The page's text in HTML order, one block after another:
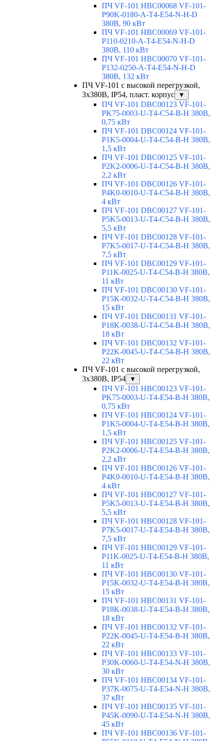
ПЧ VF-101 HBC00068 VF-101-
P90K-0180-A-T4-E54-N-H-D
380В, 90 кВт
ПЧ VF-101 HBC00069 VF-101-
P110-0210-A-T4-E54-N-H-D
380В, 110 кВт
ПЧ VF-101 HBC00070 VF-101-
P132-0250-A-T4-E54-N-H-D
380В, 132 кВт
ПЧ VF-101 с высокой перегрузкой,
3х380В, IP54, пласт. корпус
▼
ПЧ VF-101 DBC00123 VF-101-
PK75-0003-U-T4-C54-B-H 380В,
0,75 кВт
ПЧ VF-101 DBC00124 VF-101-
P1K5-0004-U-T4-C54-B-H 380В,
1,5 кВт
ПЧ VF-101 DBC00125 VF-101-
P2K2-0006-U-T4-C54-B-H 380В,
2,2 кВт
ПЧ VF-101 DBC00126 VF-101-
P4K0-0010-U-T4-C54-B-H 380В,
4 кВт
ПЧ VF-101 DBC00127 VF-101-
P5K5-0013-U-T4-C54-B-H 380В,
5,5 кВт
ПЧ VF-101 DBC00128 VF-101-
P7K5-0017-U-T4-C54-B-H 380В,
7,5 кВт
ПЧ VF-101 DBC00129 VF-101-
P11K-0025-U-T4-C54-B-H 380В,
11 кВт
ПЧ VF-101 DBC00130 VF-101-
P15K-0032-U-T4-C54-B-H 380В,
15 кВт
ПЧ VF-101 DBC00131 VF-101-
P18K-0038-U-T4-C54-B-H 380В,
18 кВт
ПЧ VF-101 DBC00132 VF-101-
P22K-0045-U-T4-C54-B-H 380В,
22 кВт
ПЧ VF-101 с высокой перегрузкой,
3х380В, IP54
▼
ПЧ VF-101 HBC00123 VF-101-
PK75-0003-U-T4-E54-B-H 380В,
0,75 кВт
ПЧ VF-101 HBC00124 VF-101-
P1K5-0004-U-T4-E54-B-H 380В,
1,5 кВт
ПЧ VF-101 HBC00125 VF-101-
P2K2-0006-U-T4-E54-B-H 380В,
2,2 кВт
ПЧ VF-101 HBC00126 VF-101-
P4K0-0010-U-T4-E54-B-H 380В,
4 кВт
ПЧ VF-101 HBC00127 VF-101-
P5K5-0013-U-T4-E54-B-H 380В,
5,5 кВт
ПЧ VF-101 HBC00128 VF-101-
P7K5-0017-U-T4-E54-B-H 380В,
7,5 кВт
ПЧ VF-101 HBC00129 VF-101-
P11K-0025-U-T4-E54-B-H 380В,
11 кВт
ПЧ VF-101 HBC00130 VF-101-
P15K-0032-U-T4-E54-B-H 380В,
15 кВт
ПЧ VF-101 HBC00131 VF-101-
P18K-0038-U-T4-E54-B-H 380В,
18 кВт
ПЧ VF-101 HBC00132 VF-101-
P22K-0045-U-T4-E54-B-H 380В,
22 кВт
ПЧ VF-101 HBC00133 VF-101-
P30K-0060-U-T4-E54-N-H 380В,
30 кВт
ПЧ VF-101 HBC00134 VF-101-
P37K-0075-U-T4-E54-N-H 380В,
37 кВт
ПЧ VF-101 HBC00135 VF-101-
P45K-0090-U-T4-E54-N-H 380В,
45 кВт
ПЧ VF-101 HBC00136 VF-101-